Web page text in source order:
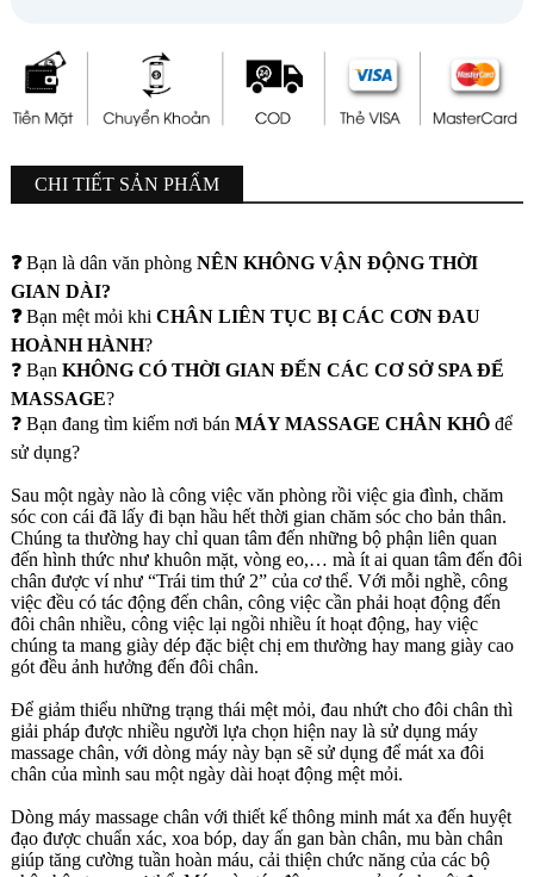
CHI TIẾT SẢN PHẨM
❓Bạn là dân văn phòng NÊN KHÔNG VẬN ĐỘNG THỜI
GIAN DÀI?
❓Bạn mệt mỏi khi CHÂN LIÊN TỤC BỊ CÁC CƠN ĐAU
HOÀNH HÀNH?
❓ Bạn KHÔNG CÓ THỜI GIAN ĐẾN CÁC CƠ SỞ SPA ĐỂ
MASSAGE?
❓ Bạn đang tìm kiếm nơi bán MÁY MASSAGE CHÂN KHÔđể
sử dụng?
Sau một ngày nào là công việc văn phòng rồi việc gia đình, chăm
sóc con cái đã lấy đi bạn hầu hết thời gian chăm sóc cho bản thân.
Chúng ta thường hay chỉ quan tâm đến những bộ phận liên quan
đến hình thức như khuôn mặt, vòng eo,… mà ít ai quan tâm đến đôi
chân được ví như “Trái tim thứ 2” của cơ thể. Với mỗi nghề, công
việc đều có tác động đến chân, công việc cần phải hoạt động đến
đôi chân nhiều, công việc lại ngồi nhiều ít hoạt động, hay việc
chúng ta mang giày dép đặc biệt chị em thường hay mang giày cao
gót đều ảnh hưởng đến đôi chân.
Để giảm thiểu những trạng thái mệt mỏi, đau nhứt cho đôi chân thì
giải pháp được nhiều người lựa chọn hiện nay là sử dụng máy
massage chân, với dòng máy này bạn sẽ sử dụng để mát xa đôi
chân của mình sau một ngày dài hoạt động mệt mỏi.
Dòng máy massage chân với thiết kế thông minh mát xa đến huyệt
đạo được chuẩn xác, xoa bóp, day ấn gan bàn chân, mu bàn chân
giúp tăng cường tuần hoàn máu, cải thiện chức năng của các bộ